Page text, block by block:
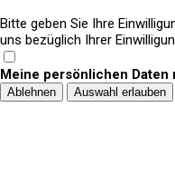
Bitte geben Sie Ihre
uns bezüglich Ihrer
Meine persönlichen
Ablehnen Auswahl erlauben